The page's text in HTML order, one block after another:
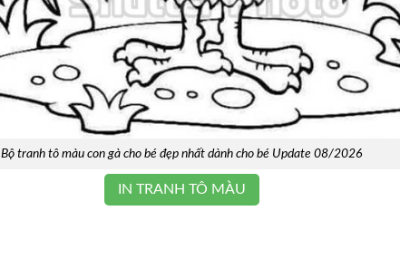
Bộ tranh tô màu con gà cho bé đẹp nhất dành cho bé Update 08/2026
IN TRANH TÔ MÀU